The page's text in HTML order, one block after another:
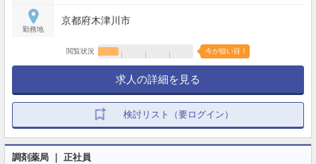
勤務地
京都府木津川市
閲覧状況 今が狙い目！
求人の詳細を見る
検討リスト（要ログイン）
調剤薬局 ｜ 正社員